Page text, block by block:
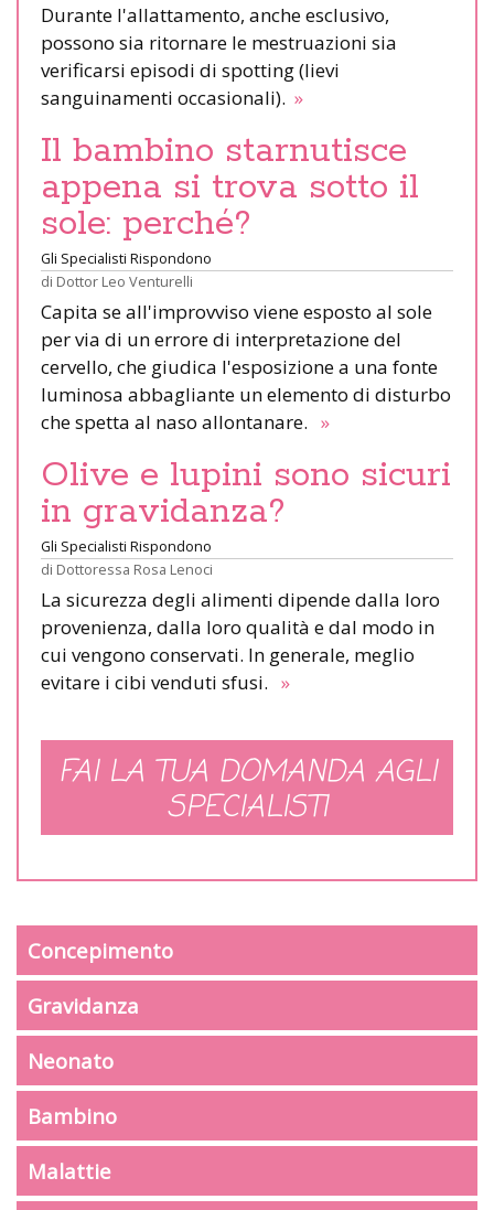
Durante l'allattamento, anche esclusivo,
possono sia ritornare le mestruazioni sia
verificarsi episodi di spotting (lievi
sanguinamenti occasionali). »
Il bambino starnutisce
appena si trova sotto il
sole: perché?
Gli Specialisti Rispondono
di Dottor Leo Venturelli
Capita se all'improvviso viene esposto al sole
per via di un errore di interpretazione del
cervello, che giudica l'esposizione a una fonte
luminosa abbagliante un elemento di disturbo
che spetta al naso allontanare. »
Olive e lupini sono sicuri
in gravidanza?
Gli Specialisti Rispondono
di Dottoressa Rosa Lenoci
La sicurezza degli alimenti dipende dalla loro
provenienza, dalla loro qualità e dal modo in
cui vengono conservati. In generale, meglio
evitare i cibi venduti sfusi. »
FAI LA TUA DOMANDA AGLI
SPECIALISTI
Concepimento
Gravidanza
Neonato
Bambino
Malattie